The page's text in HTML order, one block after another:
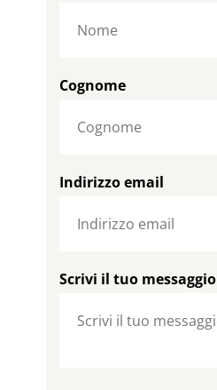
Cognome
Indirizzo email
Scrivi il tuo messaggio